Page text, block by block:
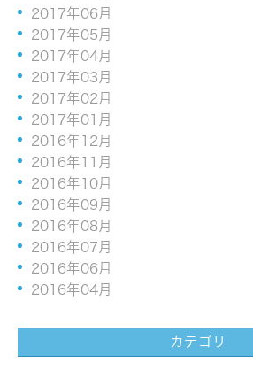
2017年06月
2017年05月
2017年04月
2017年03月
2017年02月
2017年01月
2016年12月
2016年11月
2016年10月
2016年09月
2016年08月
2016年07月
2016年06月
2016年04月
カテゴリ